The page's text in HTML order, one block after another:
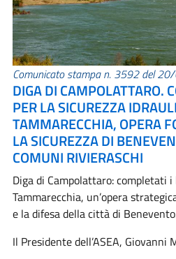
Comunicato stampa n. 3592 del
DIGA DI CAMPOLATTARO.
PER LA SICUREZZA
TAMMARECCHIA, OPERA
LA SICUREZZA DI
COMUNI RIVIERASCHI
Diga di Campolattaro: completati
Tammarecchia, un’opera
e la difesa della città di
Il Presidente dell’ASEA, Giovanni